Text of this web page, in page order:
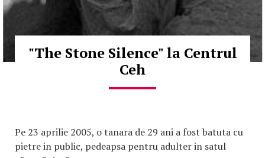
"The Stone Silence" la Centrul
Ceh
Pe 23 aprilie 2005, o tanara de 29 ani a fost batuta cu
pietre in public, pedeapsa pentru adulter in satul